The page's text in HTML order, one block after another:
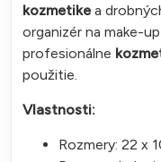
kozmetike a
organizér na make-
profesionálne
použitie.
Vlastnosti:
Rozmery: 22 x